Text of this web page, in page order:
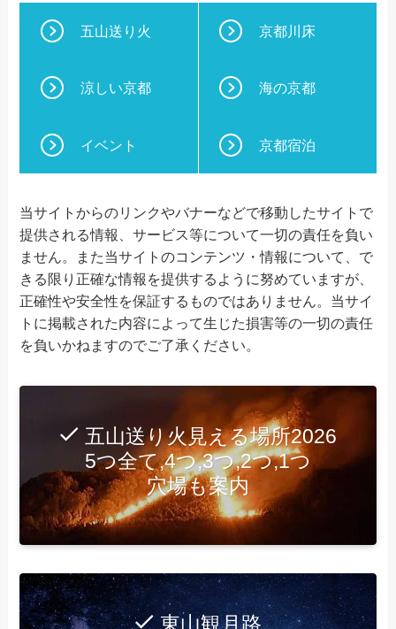
五山送り火 京都川床
涼しい京都 海の京都
イベント 京都宿泊
当サイトからのリンクやバナーなどで移動したサイトで
提供される情報、サービス等について一切の責任を負い
ません。また当サイトのコンテンツ・情報について、で
きる限り正確な情報を提供するように努めていますが、
正確性や安全性を保証するものではありません。当サイ
トに掲載された内容によって生じた損害等の一切の責任
を負いかねますのでご了承ください。
五山送り火見える場所2026
5つ全て,4つ,3つ,2つ,1つ
穴場も案内
東山観月路